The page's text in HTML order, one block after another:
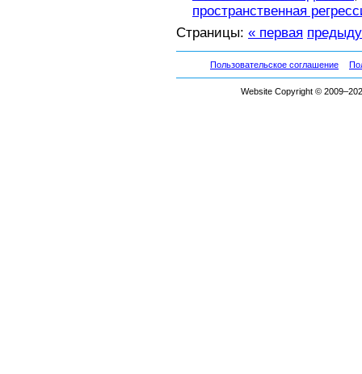
пространственная
Страницы: « первая
Пользовательское соглашение
Website Copyright ©